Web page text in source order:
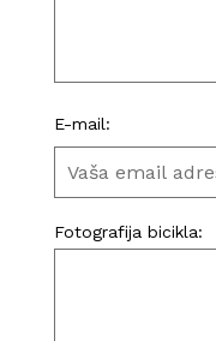
E-mail:
Fotografija bicikla: